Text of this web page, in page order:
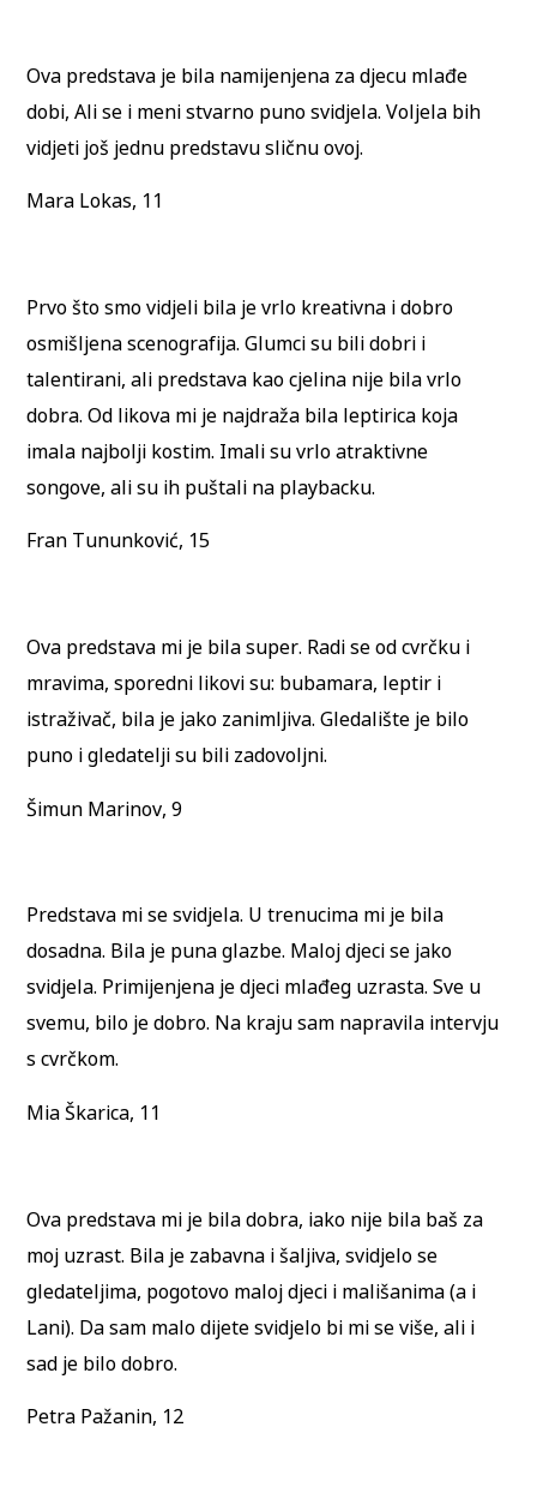
Ova predstava je bila namijenjena za djecu mlađe
dobi, Ali se i meni stvarno puno svidjela. Voljela bih
vidjeti još jednu predstavu sličnu ovoj.
Mara Lokas, 11
Prvo što smo vidjeli bila je vrlo kreativna i dobro
osmišljena scenografija. Glumci su bili dobri i
talentirani, ali predstava kao cjelina nije bila vrlo
dobra. Od likova mi je najdraža bila leptirica koja
imala najbolji kostim. Imali su vrlo atraktivne
songove, ali su ih puštali na playbacku.
Fran Tununković, 15
Ova predstava mi je bila super. Radi se od cvrčku i
mravima, sporedni likovi su: bubamara, leptir i
istraživač, bila je jako zanimljiva. Gledalište je bilo
puno i gledatelji su bili zadovoljni.
Šimun Marinov, 9
Predstava mi se svidjela. U trenucima mi je bila
dosadna. Bila je puna glazbe. Maloj djeci se jako
svidjela. Primijenjena je djeci mlađeg uzrasta. Sve u
svemu, bilo je dobro. Na kraju sam napravila intervju
s cvrčkom.
Mia Škarica, 11
Ova predstava mi je bila dobra, iako nije bila baš za
moj uzrast. Bila je zabavna i šaljiva, svidjelo se
gledateljima, pogotovo maloj djeci i mališanima (a i
Lani). Da sam malo dijete svidjelo bi mi se više, ali i
sad je bilo dobro.
Petra Pažanin, 12